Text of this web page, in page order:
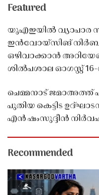
Featured
യുഎഇയിൽ വ്യാപാര
ഇൻവോയ്സിങ്
ഒഴിവാക്കാൻ
ശിൽപശാല ഓഗസ്റ്റ്
ചെമ്മനാട്
പുതിയ കെട്ടിട
എൻ ഷംസുദ്ദീൻ
Recommended